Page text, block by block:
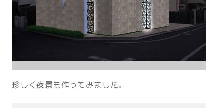
珍しく夜景も作ってみました。